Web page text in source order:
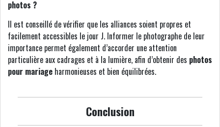
photos ?
Il est conseillé de vérifier que les alliances soient propres et
facilement accessibles le jour J. Informer le photographe de leur
importance permet également d’accorder une attention
particulière aux cadrages et à la lumière, afin d’obtenir des photos
pour mariage harmonieuses et bien équilibrées.
Conclusion